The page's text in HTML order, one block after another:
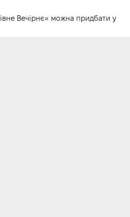
Вечірнє» можна придбати у